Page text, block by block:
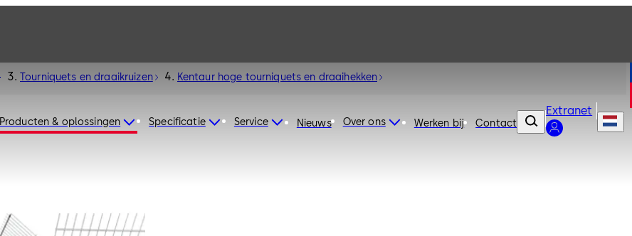
Producten & oplossingen Specificatie Service Nieuws Over ons Werken bij Contact
Extranet
Tourniquets en draaikruizen Kentaur hoge tourniquets en draaihekken